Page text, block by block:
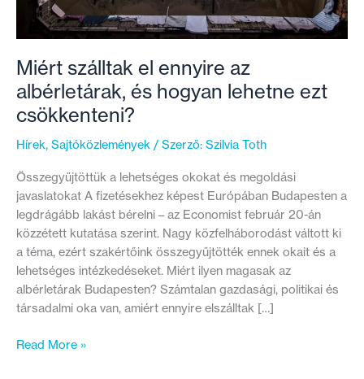
Miért szálltak el ennyire az
albérletárak, és hogyan lehetne ezt
csökkenteni?
Hírek, Sajtóközlemények / Szerző: Szilvia Toth
Összegyűjtöttük a lehetséges okokat és megoldási
javaslatokat A fizetésekhez képest Európában Budapesten a
legdrágább lakást bérelni – az Economist február 20-án
közzétett kutatása szerint. Nagy közfelháborodást váltott ki
a téma, ezért szakértőink összegyűjtötték ennek okait és a
lehetséges intézkedéseket. Miért ilyen magasak az
albérletárak Budapesten? Számtalan gazdasági, politikai és
társadalmi oka van, amiért ennyire elszálltak […]
Miért
Read More »